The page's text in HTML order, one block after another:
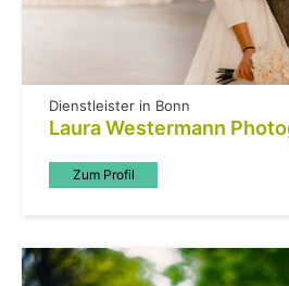
Dienstleister in Bonn
Laura Westermann
Zum Profil